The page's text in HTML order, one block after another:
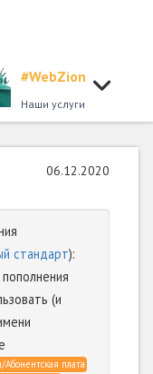
#WebZion
Наши услуги
06.12.2020
стандарт):
(и
Абонентская плата